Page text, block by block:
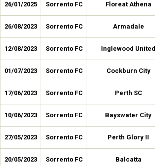
26/01/2025 Sorrento FC Floreat Athena
26/08/2023 Sorrento FC Armadale
12/08/2023 Sorrento FC Inglewood United
01/07/2023 Sorrento FC Cockburn City
17/06/2023 Sorrento FC Perth SC
10/06/2023 Sorrento FC Bayswater City
27/05/2023 Sorrento FC Perth Glory II
20/05/2023 Sorrento FC Balcatta